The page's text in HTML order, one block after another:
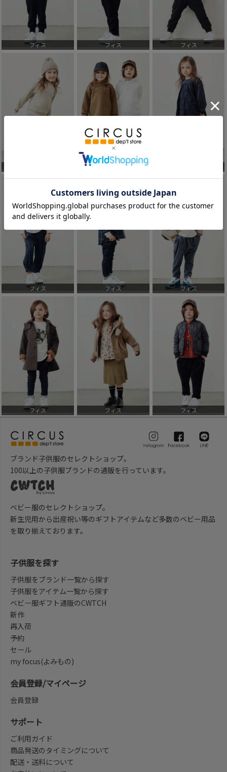
フィス フィス フィス
フィス
フィス フィス フィス
フィス フィス フィス
ブランド子供服のセレクトショップ。
100以上の子供服ブランドの通販を行っています。
ベビー服のセレクトショップ。
新生児用から出産祝い等のギフトアイテムなど多数のベビー用品
を取り揃えております。
子供服を探す
子供服をブランド一覧から探す
子供服をアイテム一覧から探す
ベビー服ギフト通販のCWTCH
新作
再入荷
予約
セール
my focus(よみもの)
会員登録/マイページ
会員登録
サポート
ご利用ガイド
商品発送のタイミングについて
配送・送料について